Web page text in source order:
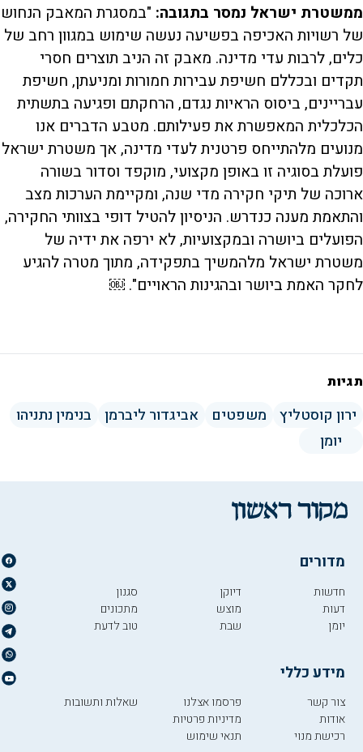
ממשטרת ישראל נמסר בתגובה: "במסגרת המאבק הנחוש
של רשויות האכיפה בפשיעה נעשה שימוש במגוון רחב של
כלים, לרבות עדי מדינה. מאבק זה הניב תוצרים חסרי
תקדים ובכללם חשיפת עבירות חמורות ומניעתן, חשיפת
עבריינים, ביסוס הראיות נגדם, הרחקתם ופגיעה בתשתית
הכלכלית המאפשרת את פעילותם. מטבע הדברים אנו
מנועים מלהתייחס פרטנית לעדי מדינה, אך משטרת ישראל
פועלת בסוגיה זו באופן מקצועי, מוקפד וסדור בשורה
ארוכה של תיקי חקירה מדי שנה, ומקיימת הערכות מצב
והתאמת מענה כנדרש. הניסיון להטיל דופי בצוותי החקירה,
הפועלים ביושרה ובמקצועיות, לא ירפה את ידיה של
משטרת ישראל מלהמשיך בתפקידה, מתוך מטרה להגיע
לחקר האמת ביושר ובהגינות הראויים". ￼
תגיות
ירון קוסטליץ משפטים אביגדור ליברמן
בנימין נתניהו
יומן
מדורים
חדשות
דעות
יומן
דיוקן
מוצש
שבת
סגנון
מתכונים
טוב לדעת
מידע כללי
צור קשר
אודות
רכישת מנוי
פרסמו אצלנו
מדיניות פרטיות
תנאי שימוש
שאלות ותשובות